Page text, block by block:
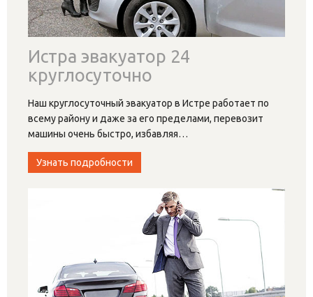
Истра эвакуатор 24
круглосуточно
Наш круглосуточный эвакуатор в Истре работает по
всему району и даже за его пределами, перевозит
машины очень быстро, избавляя…
Узнать подробности